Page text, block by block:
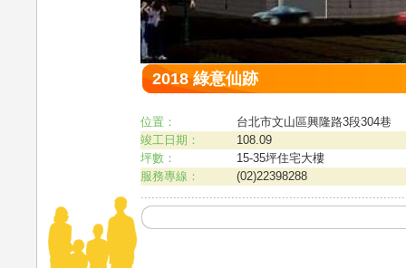
2018 綠意仙跡
位置：
台北市文山區興隆路3段304巷
竣工日期：
108.09
坪數：
15-35坪住宅大樓
服務專線：
(02)22398288